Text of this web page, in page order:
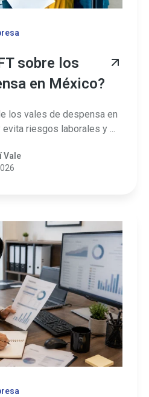
sobre los
en México?
los vales de despensa en
riesgos laborales y ...
Vale